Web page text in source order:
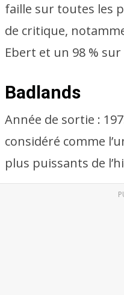
faille sur toutes les
de critique,
Ebert et un 98 %
Badlands
Année de sortie :
considéré comme
plus puissants de